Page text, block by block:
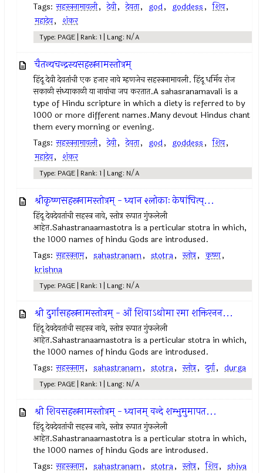
Tags: सहस्त्रनामावली, देवी, देवता, god, goddess, शिव,
महादेव, शंकर
Type: PAGE | Rank: 1 | Lang: N/A
चैतन्यचन्द्रस्यसहस्रनामस्तोत्रम्
हिंदू देवी देवतांची एक हजार नावे म्हणजेच सहस्त्रनामावली. हिंदू धर्मिय रोज
सकाळी संध्याकाळी या नावांचा जप करतात.A sahasranamavali is a
type of Hindu scripture in which a diety is referred to by
1000 or more different names.Many devout Hindus chant
them every morning or evening.
Tags: सहस्त्रनामावली, देवी, देवता, god, goddess, शिव,
महादेव, शंकर
Type: PAGE | Rank: 1 | Lang: N/A
श्रीकृष्णसहस्रनामस्तोत्रम् - ध्यान श्लोकाः केषांचित्प्...
हिंदू देवदेवतांची सहस्त्र नावे, स्तोत्र रूपात गुंफलेली
आहेत.Sahastranaamastotra is a perticular stotra in which,
the 1000 names of hindu Gods are introdused.
Tags: सहस्त्रनाम, sahastranam, stotra, स्तोत्र, कृष्ण,
krishna
Type: PAGE | Rank: 1 | Lang: N/A
श्री दुर्गासहस्रनामस्तोत्रम् - ओं शिवाऽथोमा रमा शक्तिरनन...
हिंदू देवदेवतांची सहस्त्र नावे, स्तोत्र रूपात गुंफलेली
आहेत.Sahastranaamastotra is a perticular stotra in which,
the 1000 names of hindu Gods are introdused.
Tags: सहस्त्रनाम, sahastranam, stotra, स्तोत्र, दुर्गा, durga
Type: PAGE | Rank: 1 | Lang: N/A
श्री शिवसहस्रनामस्तोत्रम् - ध्यानम् वन्दे शम्भुमुमापत...
हिंदू देवदेवतांची सहस्त्र नावे, स्तोत्र रूपात गुंफलेली
आहेत.Sahastranaamastotra is a perticular stotra in which,
the 1000 names of hindu Gods are introdused.
Tags: सहस्त्रनाम, sahastranam, stotra, स्तोत्र, शिव, shiva